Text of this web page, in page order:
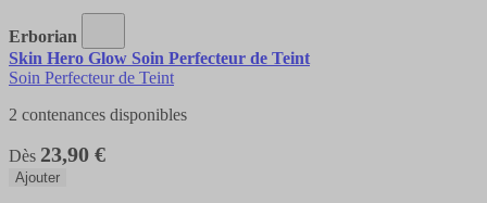
Erborian
Skin Hero Glow Soin Perfecteur de Teint
Soin Perfecteur de Teint
2 contenances disponibles
Dès 23,90 €
Ajouter